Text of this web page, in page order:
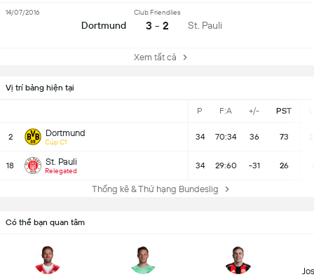
Vị trí bảng hiện tại
P F:A +/- PST
2 Dortmund
Cúp C1
34 70:34 36 73
18 St. Pauli
Relegated
34 29:60 -31 26
Thống kê & Thứ hạng Bundeslig
Dortmund
Club Friendlies
3 - 2 St. Pauli
14/07/2016
Xem tất cả
Có thể bạn quan tâm